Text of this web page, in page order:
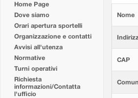
Home Page
Dove siamo
Orari apertura sportelli
Organizzazione e contatti
Avvisi all'utenza
Normative
Turni operativi
Richiesta
informazioni/Contatta
l'ufficio
Nome
CAP